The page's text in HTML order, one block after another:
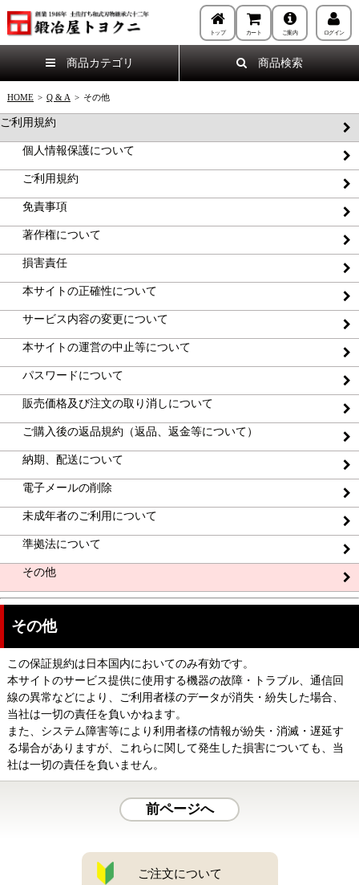
トップ カート ご案内 ログイン
商品カテゴリ 商品検索
HOME > Q & A > その他
ご利用規約
個人情報保護について
ご利用規約
免責事項
著作権について
損害責任
本サイトの正確性について
サービス内容の変更について
本サイトの運営の中止等について
パスワードについて
販売価格及び注文の取り消しについて
ご購入後の返品規約（返品、返金等について）
納期、配送について
電子メールの削除
未成年者のご利用について
準拠法について
その他
その他
この保証規約は日本国内においてのみ有効です。
本サイトのサービス提供に使用する機器の故障・トラブル、通信回
線の異常などにより、ご利用者様のデータが消失・紛失した場合、
当社は一切の責任を負いかねます。
また、システム障害等により利用者様の情報が紛失・消滅・遅延す
る場合がありますが、これらに関して発生した損害についても、当
社は一切の責任を負いません。
前ページへ
ご注文について